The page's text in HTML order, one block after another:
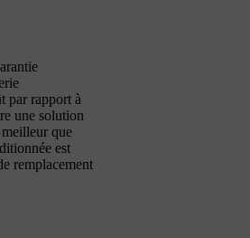
par rapport à
une solution
que
est
remplacement